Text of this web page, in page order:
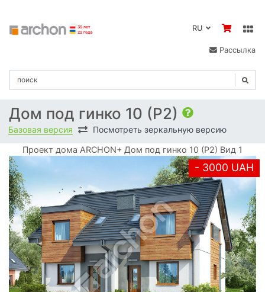
Рассылка
Дом под гинко 10 (Р2)
Базовая версия Посмотреть зеркальную версию
Проект дома ARCHON+ Дом под гинко 10 (Р2) Вид 1
- 3000 UAH